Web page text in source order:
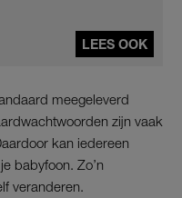
LEES OOK
meegeleverd
zijn vaak
kan iedereen
babyfoon. Zo’n
veranderen.